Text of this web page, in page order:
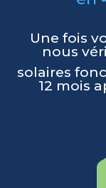
Une fois
nous
solaires
12 mois